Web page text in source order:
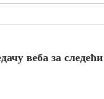
веба за